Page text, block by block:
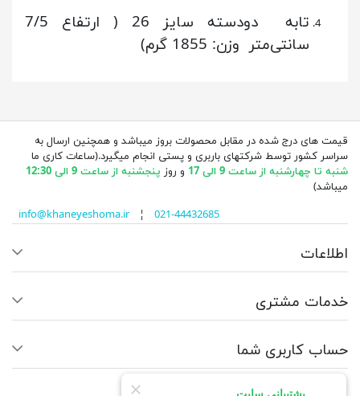
تابه دودسته سایز 26 ( ارتفاع 7/5
سانتی‌متر وزن: 1855 گرم)
قیمت های درج شده در مقابل محصولات بروز میباشد و همچنین ارسال به
سراسر کشور توسط شرکتهای باربری و پستی انجام میگیرد.(ساعات کاری ما
شنبه تا چهارشنبه از ساعت 9 الی 17
و روز پنجشنبه از ساعت 9 الی 12:30
میباشد)
info@khaneyeshoma.ir¦ 021-44432685
اطلاعات
خدمات مشتری
حساب کاربری شما